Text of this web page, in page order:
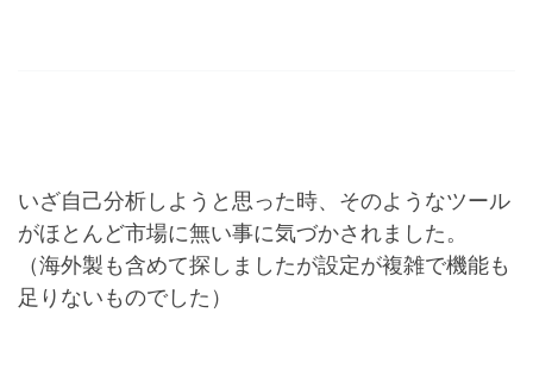
いざ自己分析しようと思った時、そのようなツール
がほとんど市場に無い事に気づかされました。
（海外製も含めて探しましたが設定が複雑で機能も
足りないものでした）